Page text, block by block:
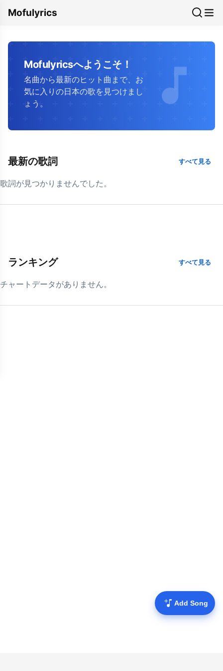
Mofulyrics
Add Song
Mofulyricsへようこそ！
名曲から最新のヒット曲まで、お
気に入りの日本の歌を見つけまし
ょう。
最新の歌詞 すべて見る
歌詞が見つかりませんでした。
ランキング すべて見る
チャートデータがありません。